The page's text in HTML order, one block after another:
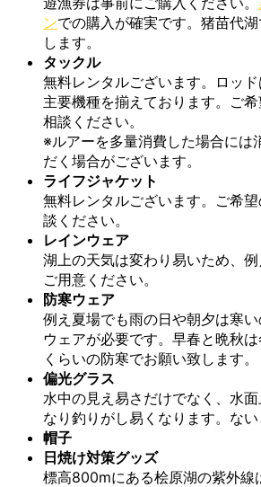
ンでの購入が確実です。猪苗代
します。
タックル
無料レンタルございます。ロッ
主要機種を揃えております。ご
相談ください。
※ルアーを多量消費した場合には
だく場合がございます。
ライフジャケット
無料レンタルございます。ご希
談ください。
レインウェア
湖上の天気は変わり易いため、
ご用意ください。
防寒ウェア
例え夏場でも雨の日や朝夕は寒
ウェアが必要です。早春と晩秋
くらいの防寒でお願い致します。
偏光グラス
水中の見え易さだけでなく、水
なり釣りがし易くなります。ない
帽子
日焼け対策グッズ
標高800mにある桧原湖の紫外線